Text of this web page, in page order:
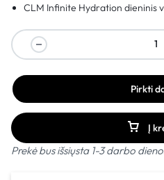
CLM Infinite Hydration dieninis
Į
Pirkti
Prekė bus išsiųsta 1-3 darbo